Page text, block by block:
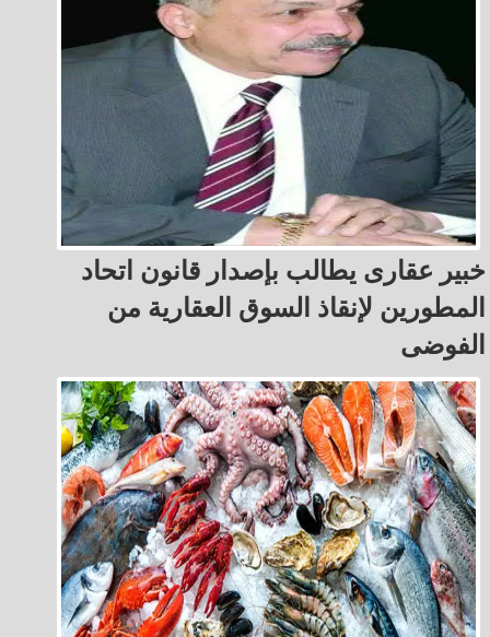
خبير عقارى يطالب بإصدار قانون اتحاد
المطورين لإنقاذ السوق العقارية من
الفوضى